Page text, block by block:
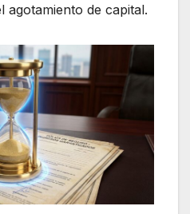
agotamiento de capital.